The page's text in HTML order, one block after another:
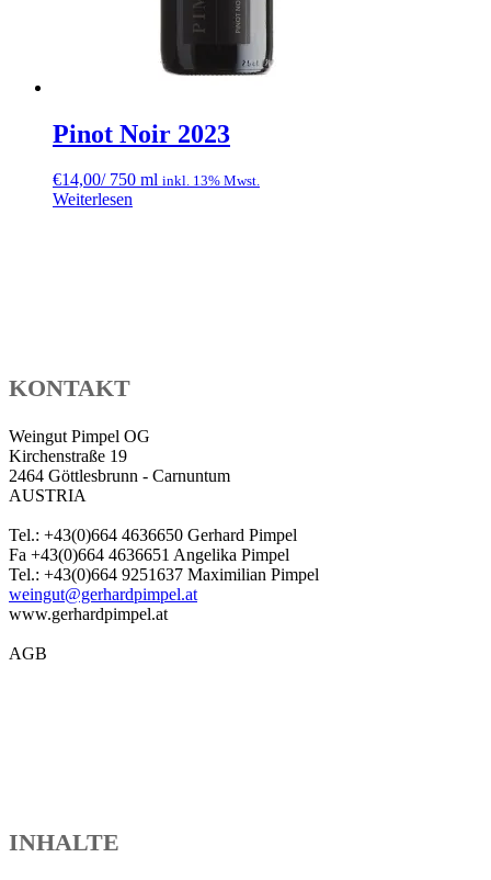
Pinot Noir 2023
€14,00/ 750 ml inkl. 13% Mwst.
Weiterlesen
KONTAKT
Weingut Pimpel OG
Kirchenstraße 19
2464 Göttlesbrunn - Carnuntum
AUSTRIA
Tel.: +43(0)664 4636650 Gerhard Pimpel
Fa +43(0)664 4636651 Angelika Pimpel
Tel.: +43(0)664 9251637 Maximilian Pimpel
weingut@gerhardpimpel.at
www.gerhardpimpel.at
AGB
INHALTE